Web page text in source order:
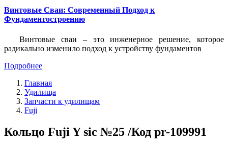
Винтовые Сваи: Современный Подход к
Фундаментостроению
Винтовые сваи – это инженерное решение, которое
радикально изменило подход к устройству фундаментов
Подробнее
Главная
Удилища
Запчасти к удилищам
Fuji
Кольцо Fuji Y sic №25 /Код pr-109991